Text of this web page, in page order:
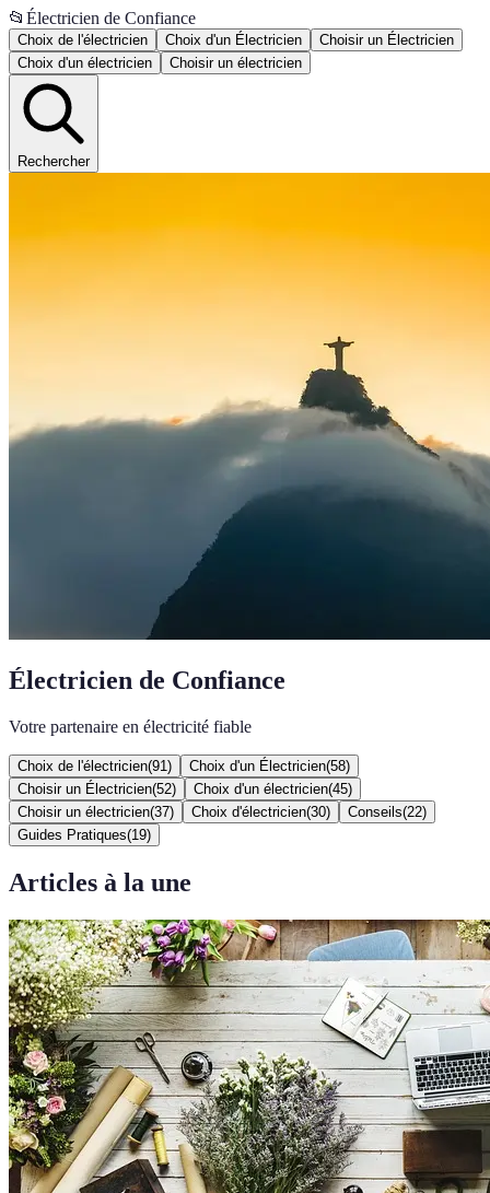
📂 Électricien de Confiance
Choix de l'électricien Choix d'un Électricien
Choisir un Électricien
Choix d'un électricien
Choisir un électricien
Rechercher
Électricien de Confiance
Votre partenaire en électricité fiable
Choix de l'électricien(91 ) Choix d'un Électricien(58)
Choisir un Électricien(52) Choix d'un électricien(45)
Choisir un électricien(37) Choix d'électricien(30) Conseils(22)
Guides Pratiques(19)
Articles à la une